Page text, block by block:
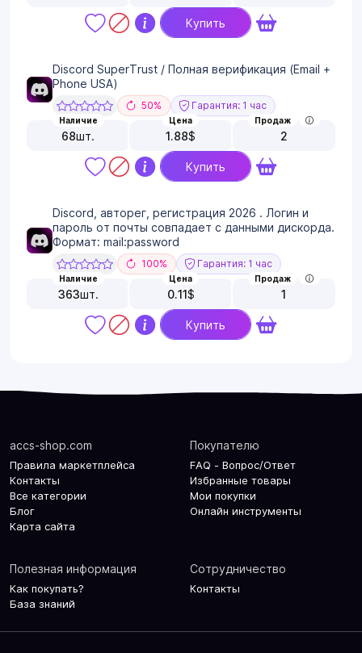
Купить
Discord SuperTrust / Полная верификация (Email +
Phone USA)
50% Гарантия: 1 час
Наличие
68шт.
Цена
1.88$
Продаж
2
Купить
Discord, авторег, регистрация 2026 . Логин и
пароль от почты совпадает с данными дискорда.
Формат: mail:password
100% Гарантия: 1 час
Наличие
363шт.
Цена
0.11$
Продаж
1
Купить
accs-shop.com
Правила маркетплейса
Контакты
Все категории
Блог
Карта сайта
Покупателю
FAQ - Вопрос/Ответ
Избранные товары
Мои покупки
Онлайн инструменты
Полезная информация
Как покупать?
База знаний
Сотрудничество
Контакты